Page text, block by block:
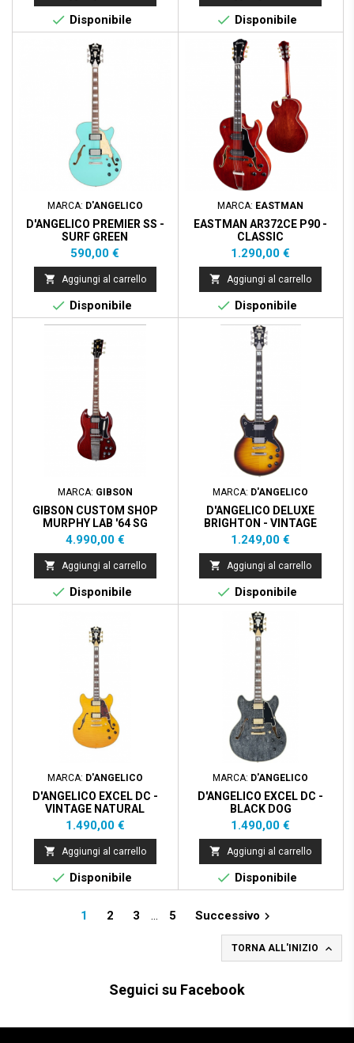
 Disponibile  Disponibile
MARCA: D'ANGELICO
D'ANGELICO PREMIER SS -
SURF GREEN
Prezzo
590,00 €
 Aggiungi al carrello
 Disponibile
MARCA: EASTMAN
EASTMAN AR372CE P90 -
CLASSIC
Prezzo
1.290,00 €
 Aggiungi al carrello
 Disponibile
MARCA: GIBSON
GIBSON CUSTOM SHOP
MURPHY LAB '64 SG
STANDARD REISSUE
W/MAESTRO ULTRA LIGHT
AGED - CHERRY RED
Prezzo
4.990,00 €
 Aggiungi al carrello
 Disponibile
MARCA: D'ANGELICO
D'ANGELICO DELUXE
BRIGHTON - VINTAGE
SUNBURST
Prezzo
1.249,00 €
 Aggiungi al carrello
 Disponibile
MARCA: D'ANGELICO
D'ANGELICO EXCEL DC -
VINTAGE NATURAL
Prezzo
1.490,00 €
 Aggiungi al carrello
 Disponibile
MARCA: D'ANGELICO
D'ANGELICO EXCEL DC -
BLACK DOG
Prezzo
1.490,00 €
 Aggiungi al carrello
 Disponibile
1 2 3 … 5 Successivo 
TORNA ALL'INIZIO 
Seguici su Facebook